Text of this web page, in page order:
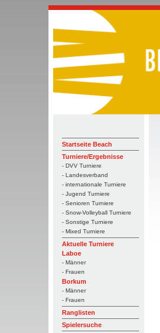
Startseite Beach
Turniere/Ergebnisse
- DVV Turniere
- Landesverband
- internationale Turniere
- Jugend Turniere
- Senioren Turniere
- Snow-Volleyball Turniere
- Sonstige Turniere
- Mixed Turniere
Aktuelle Turniere
Laboe
- Männer
- Frauen
Borkum
- Männer
- Frauen
Ranglisten
Spielersuche